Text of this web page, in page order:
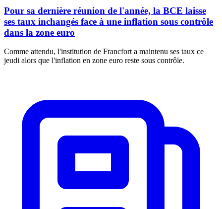
Pour sa dernière réunion de l'année, la BCE laisse
ses taux inchangés face à une inflation sous contrôle
dans la zone euro
Comme attendu, l'institution de Francfort a maintenu ses taux ce
jeudi alors que l'inflation en zone euro reste sous contrôle.